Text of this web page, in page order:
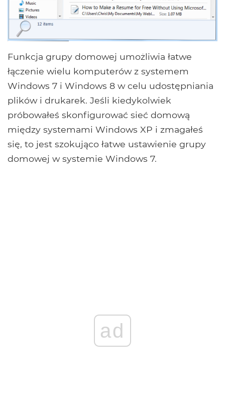
Funkcja grupy domowej umożliwia łatwe
łączenie wielu komputerów z systemem
Windows 7 i Windows 8 w celu udostępniania
plików i drukarek. Jeśli kiedykolwiek
próbowałeś skonfigurować sieć domową
między systemami Windows XP i zmagałeś
się, to jest szokująco łatwe ustawienie grupy
domowej w systemie Windows 7.
ad